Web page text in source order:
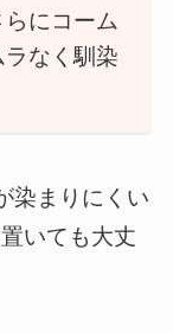
にコーム
なく馴染
染まりにくい
いても大丈